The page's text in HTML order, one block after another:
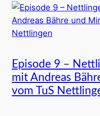
Episode 9 –
mit Andreas
vom TuS